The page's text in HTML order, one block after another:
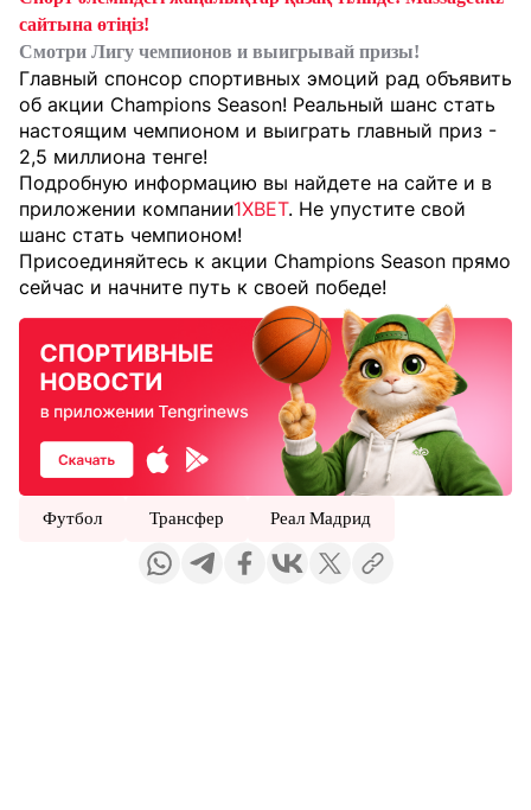
сайтына өтіңіз!
Смотри Лигу чемпионов и выигрывай призы!
Главный спонсор спортивных эмоций рад объявить
об акции Champions Season! Реальный шанс стать
настоящим чемпионом и выиграть главный приз -
2,5 миллиона тенге!
Подробную информацию вы найдете на сайте и в
приложении компании1XBET. Не упустите свой
шанс стать чемпионом!
Присоединяйтесь к акции Champions Season прямо
сейчас и начните путь к своей победе!
Футбол Трансфер Реал Мадрид